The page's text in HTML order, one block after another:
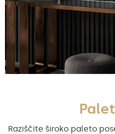
Raziščite široko paleto